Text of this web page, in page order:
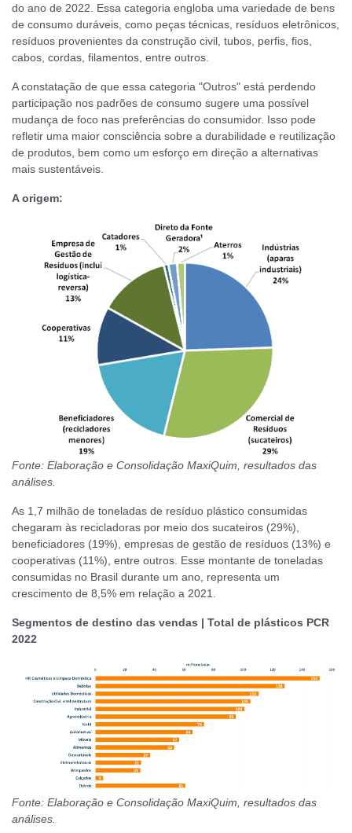
do ano de 2022. Essa categoria engloba uma variedade de bens
de consumo duráveis, como peças técnicas, resíduos eletrônicos,
resíduos provenientes da construção civil, tubos, perfis, fios,
cabos, cordas, filamentos, entre outros.
A constatação de que essa categoria "Outros" está perdendo
participação nos padrões de consumo sugere uma possível
mudança de foco nas preferências do consumidor. Isso pode
refletir uma maior consciência sobre a durabilidade e reutilização
de produtos, bem como um esforço em direção a alternativas
mais sustentáveis.
A origem:
Fonte: Elaboração e Consolidação MaxiQuim, resultados das
análises.
As 1,7 milhão de toneladas de resíduo plástico consumidas
chegaram às recicladoras por meio dos sucateiros (29%),
beneficiadores (19%), empresas de gestão de resíduos (13%) e
cooperativas (11%), entre outros. Esse montante de toneladas
consumidas no Brasil durante um ano, representa um
crescimento de 8,5% em relação a 2021.
Segmentos de destino das vendas | Total de plásticos PCR
2022
Fonte: Elaboração e Consolidação MaxiQuim, resultados das
análises.